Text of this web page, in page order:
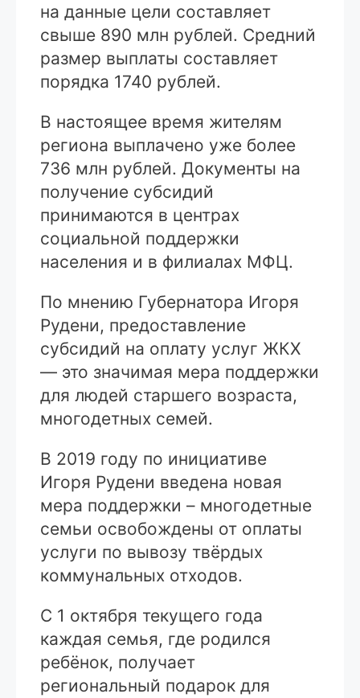
на данные цели составляет
свыше 890 млн рублей. Средний
размер выплаты составляет
порядка 1740 рублей.
В настоящее время жителям
региона выплачено уже более
736 млн рублей. Документы на
получение субсидий
принимаются в центрах
социальной поддержки
населения и в филиалах МФЦ.
По мнению Губернатора Игоря
Рудени, предоставление
субсидий на оплату услуг ЖКХ
— это значимая мера поддержки
для людей старшего возраста,
многодетных семей.
В 2019 году по инициативе
Игоря Рудени введена новая
мера поддержки – многодетные
семьи освобождены от оплаты
услуги по вывозу твёрдых
коммунальных отходов.
С 1 октября текущего года
каждая семья, где родился
ребёнок, получает
региональный подарок для